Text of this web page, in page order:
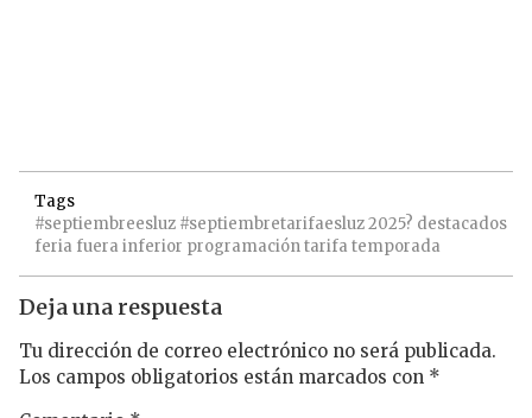
Tags
#septiembreesluz #septiembretarifaesluz2025? destacados
feria fuera inferior programacióntarifa temporada
Deja una respuesta
Tu dirección de correo electrónico no será publicada.
Los campos obligatorios están marcados con *